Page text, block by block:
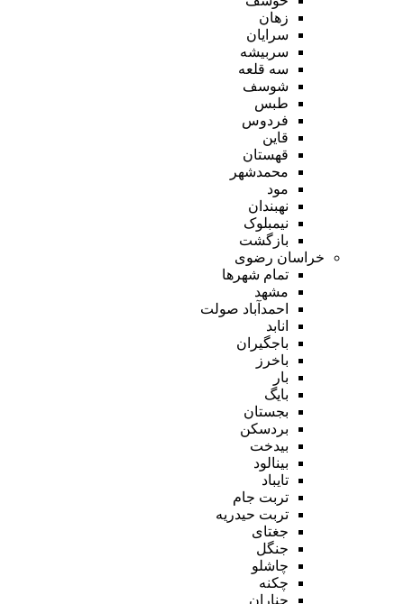
زهان
سرایان
سربیشه
سه قلعه
شوسف
طبس
فردوس
قاین
قهستان
محمدشهر
مود
نهبندان
نیمبلوک
بازگشت
خراسان رضوی
تمام شهر‌ها
مشهد
احمدآباد صولت
انابد
باجگیران
باخرز
بار
بایگ
بجستان
بردسکن
بیدخت
بینالود
تایباد
تربت جام
تربت حیدریه
جغتای
جنگل
چاشلو
چکنه
چناران